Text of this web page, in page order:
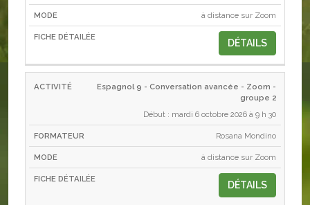
à distance sur Zoom
DÉTAILS
Espagnol 9 - Conversation avancée - Zoom -
groupe 2
Début : mardi 6 octobre 2026 à 9 h 30
Rosana Mondino
à distance sur Zoom
DÉTAILS